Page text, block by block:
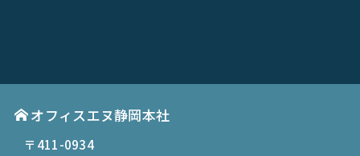
オフィスエヌ静岡本社
〒411-0934